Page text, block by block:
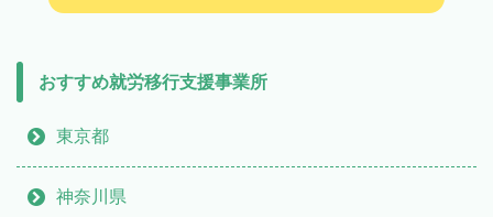
おすすめ就労移行支援事業所
東京都
神奈川県